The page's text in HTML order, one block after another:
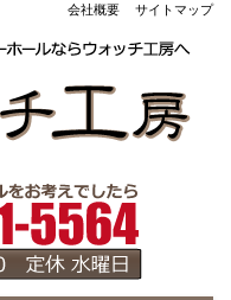
会社概要 サイトマップ